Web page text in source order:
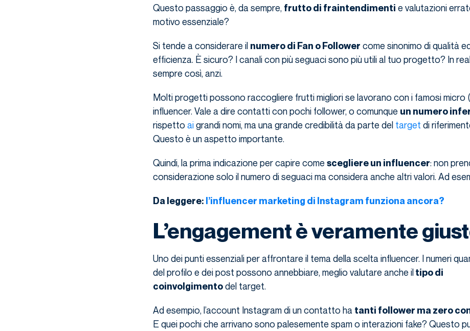
Questo passaggio è, da sempre, frutto di fraintendimenti e valutazioni
motivo essenziale?
Si tende a considerare il numero di Fan o Follower come sinonimo di qualità
efficienza. È sicuro? I canali con più seguaci sono più utili al tuo progetto? In
sempre così, anzi.
Molti progetti possono raccogliere frutti migliori se lavorano con i famosi micro
influencer. Vale a dire contatti con pochi follower, o comunque un numero
rispetto aigrandi nomi, ma una grande credibilità da parte del target di
Questo è un aspetto importante.
Quindi, la prima indicazione per capire come scegliere un influencer: non
considerazione solo il numero di seguaci ma considera anche altri valori. Ad
Da leggere: l’influencer marketing di Instagram funziona ancora?
L’engagement è veramente
Uno dei punti essenziali per affrontare il tema della scelta influencer. I numeri
del profilo e dei post possono annebbiare, meglio valutare anche iltipo di
coinvolgimentodel target.
Ad esempio, l’account Instagram di un contatto ha tanti follower ma zero
E quei pochi che arrivano sono palesemente spam o interazioni fake? Questo